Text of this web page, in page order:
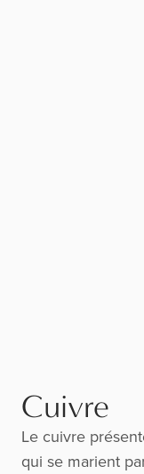
Cuivre
Le cuivre
qui se marient